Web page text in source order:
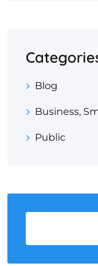
Blog
Business,
Public